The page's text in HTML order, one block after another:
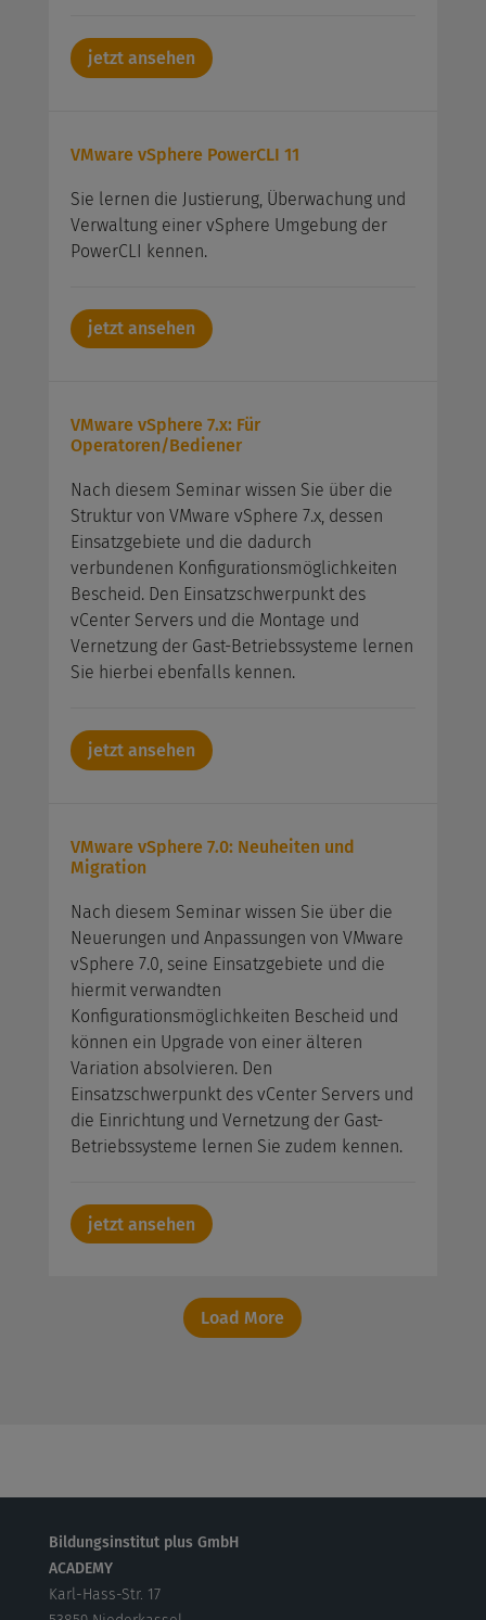
jetzt ansehen
VMware vSphere PowerCLI 11
Sie lernen die Justierung, Überwachung und
Verwaltung einer vSphere Umgebung der
PowerCLI kennen.
jetzt ansehen
VMware vSphere 7.x: Für
Operatoren/Bediener
Nach diesem Seminar wissen Sie über die
Struktur von VMware vSphere 7.x, dessen
Einsatzgebiete und die dadurch
verbundenen Konfigurationsmöglichkeiten
Bescheid. Den Einsatzschwerpunkt des
vCenter Servers und die Montage und
Vernetzung der Gast-Betriebssysteme lernen
Sie hierbei ebenfalls kennen.
jetzt ansehen
VMware vSphere 7.0: Neuheiten und
Migration
Nach diesem Seminar wissen Sie über die
Neuerungen und Anpassungen von VMware
vSphere 7.0, seine Einsatzgebiete und die
hiermit verwandten
Konfigurationsmöglichkeiten Bescheid und
können ein Upgrade von einer älteren
Variation absolvieren. Den
Einsatzschwerpunkt des vCenter Servers und
die Einrichtung und Vernetzung der Gast-
Betriebssysteme lernen Sie zudem kennen.
jetzt ansehen
Load More
Bildungsinstitut plus GmbH
ACADEMY
Karl-Hass-Str. 17